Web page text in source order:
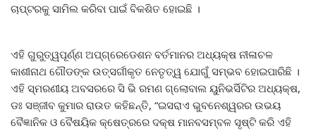
ଚାପ୍ଟରକୁ ସାମିଲ କରିବା ପାଇଁ ବିକଶିତ ହୋଇଛି ।
ଏହି ଗୁରୁତ୍ୱପୂର୍ଣ୍ଣ ଅପ୍‌ଗ୍ରେଡେଶନ ବର୍ତମାନର ଅଧ୍ୟକ୍ଷ ନୀଳାଚଳ
କାଶୀନାଥ ଗୌଡଙ୍କ ଉତ୍ସର୍ଗୀକୃତ ନେତୃତ୍ୱ ଯୋଗୁଁ ସମ୍ଭବ ହୋଇପାରିଛି ।
ଏହି ସ୍ମରଣୀୟ ଅବସରରେ ସି ଭି ରମଣ ଗ୍ଲୋବାଲ ୟୁନିଭର୍ସିଟିର ଅଧ୍ୟକ୍ଷ,
ଡଃ ସଞ୍ଜୀବ କୁମାର ରାଉତ କହିଛନ୍ତି, “ଇସରାଏ ଭୁବନେଶ୍ୱରର ଉଭୟ
ବୈଜ୍ଞାନିକ ଓ ବୈଷୟିକ କ୍ଷେତ୍ରରେ ଦକ୍ଷ ମାନବସମ୍ବଳ ସୃଷ୍ଟି କରି ଏହି